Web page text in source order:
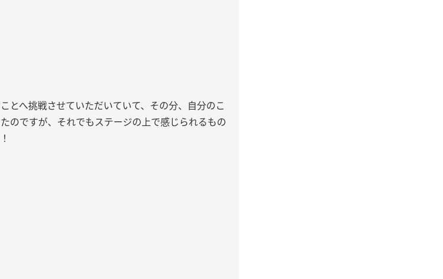
とへ挑戦させていただいていて、その分、自分のこ
のですが、それでもステージの上で感じられるもの